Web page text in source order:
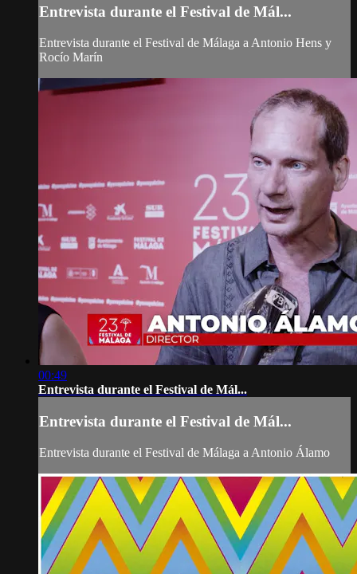
Entrevista durante el Festival de Mál...
Entrevista durante el Festival de Málaga a Antonio Hens y
Rocío Marín
00:49
Entrevista durante el Festival de Mál...
Entrevista durante el Festival de Mál...
Entrevista durante el Festival de Málaga a Antonio Álamo